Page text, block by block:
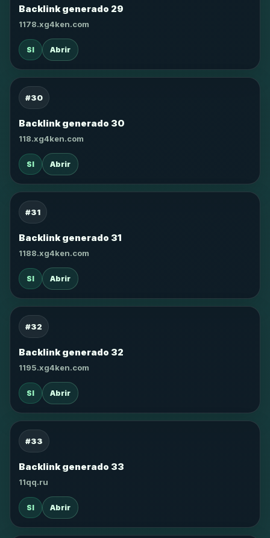
Backlink generado 29
1178.xg4ken.com
SI Abrir
#30
Backlink generado 30
118.xg4ken.com
SI Abrir
#31
Backlink generado 31
1188.xg4ken.com
SI Abrir
#32
Backlink generado 32
1195.xg4ken.com
SI Abrir
#33
Backlink generado 33
11qq.ru
SI Abrir